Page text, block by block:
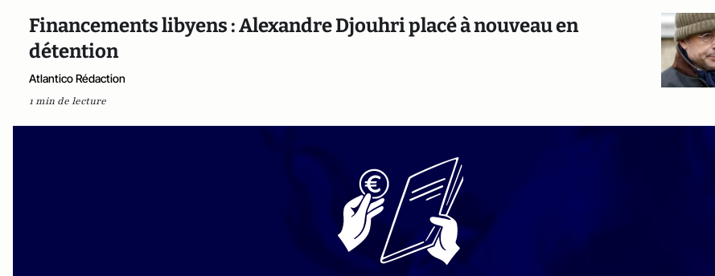
Financements libyens : Alexandre Djouhri placé à nouveau en
détention
Atlantico Rédaction
1 min de lecture